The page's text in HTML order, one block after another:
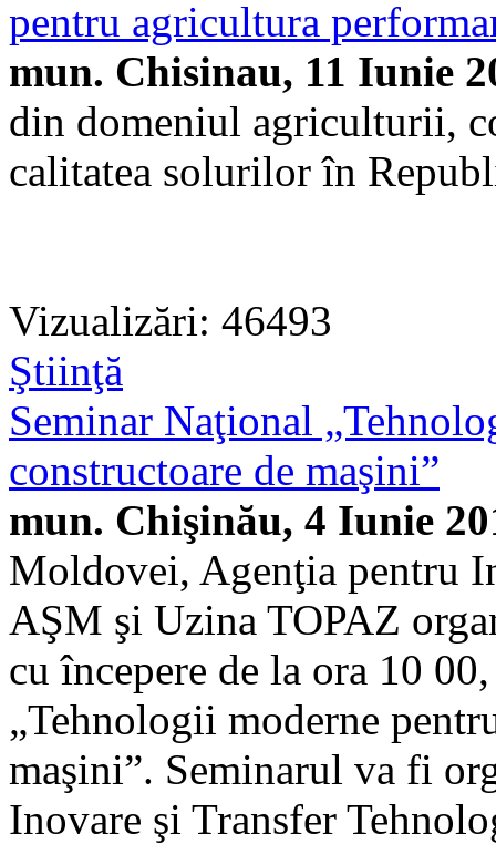
pentru agricultura
mun. Chisinau, 11 Iunie
din domeniul agriculturii,
calitatea solurilor în
Vizualizări: 46493
Ştiinţă
Seminar Naţional
constructoare de maşini”
mun. Chişinău, 4 Iunie
Moldovei, Agenţia pentru
AŞM şi Uzina TOPAZ
cu începere de la ora 10
„Tehnologii moderne
maşini”. Seminarul va fi
Inovare şi Transfer